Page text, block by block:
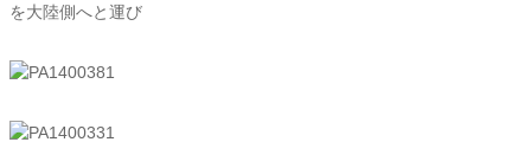
を大陸側へと運び